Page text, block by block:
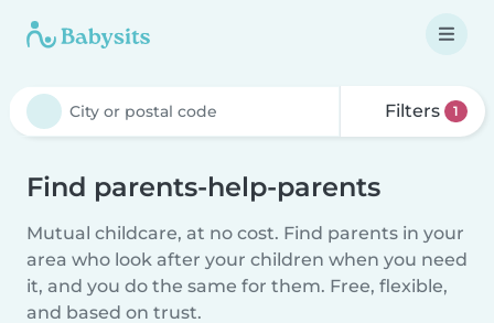
Filters 1
Find parents-help-parents
Mutual childcare, at no cost. Find parents in your
area who look after your children when you need
it, and you do the same for them. Free, flexible,
and based on trust.